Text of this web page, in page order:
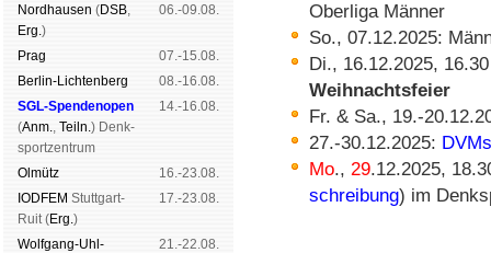
Nord­hau­sen (DSB,
Erg.)
06.-09.08.
Prag
07.-15.08.
Berlin-Lich­ten­berg
08.-16.08.
SGL-Spenden­open
(Anm., Teiln.) Denk­
sport­zen­trum
14.-16.08.
Ol­mütz
16.-23.08.
IODFEM Stutt­gart-
Ruit (Erg.)
17.-23.08.
Wolf­gang-Uhl­ 21.-22.08.
Oberliga Männer
So., 07.12.2025:
Di., 16.12.2025,
Weih­nachts­feier
Fr. & Sa., 19.-
27.-30.12.2025: DVMs
Mo., 29.12.2025,
schrei­bung) im